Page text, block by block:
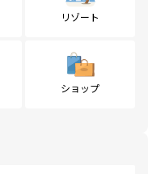
リゾート
ショップ